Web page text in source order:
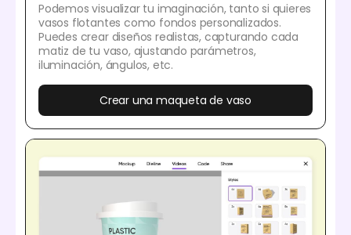
Podemos visualizar tu imaginación, tanto si quieres
vasos flotantes como fondos personalizados.
Puedes crear diseños realistas, capturando cada
matiz de tu vaso, ajustando parámetros,
iluminación, ángulos, etc.
Crear una maqueta de vaso